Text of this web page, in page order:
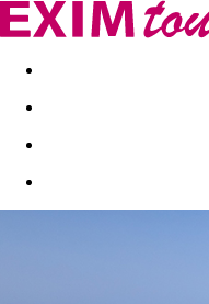
Akční nabídky Last